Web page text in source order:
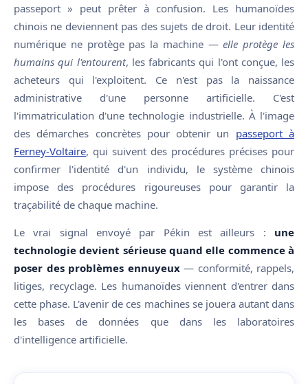
passeport » peut prêter à confusion. Les humanoïdes
chinois ne deviennent pas des sujets de droit. Leur identité
numérique ne protège pas la machine —elle protège les
humains qui l'entourent, les fabricants qui l'ont conçue, les
acheteurs qui l'exploitent. Ce n'est pas la naissance
administrative d'une personne artificielle. C'est
l'immatriculation d'une technologie industrielle. À l'image
des démarches concrètes pour obtenir un passeport à
Ferney-Voltaire, qui suivent des procédures précises pour
confirmer l'identité d'un individu, le système chinois
impose des procédures rigoureuses pour garantir la
traçabilité de chaque machine.
Le vrai signal envoyé par Pékin est ailleurs : une
technologie devient sérieuse quand elle commence à
poser des problèmes ennuyeux— conformité, rappels,
litiges, recyclage. Les humanoïdes viennent d'entrer dans
cette phase. L'avenir de ces machines se jouera autant dans
les bases de données que dans les laboratoires
d'intelligence artificielle.